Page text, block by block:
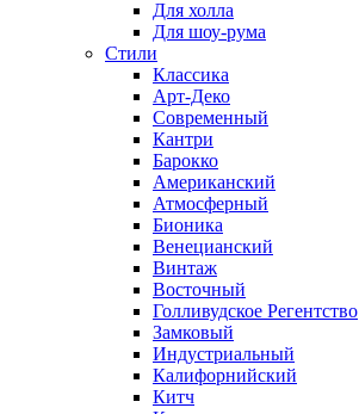
Для холла
Для шоу-рума
Стили
Классика
Арт-Деко
Современный
Кантри
Барокко
Американский
Атмосферный
Бионика
Венецианский
Винтаж
Восточный
Голливудское Регентство
Замковый
Индустриальный
Калифорнийский
Китч